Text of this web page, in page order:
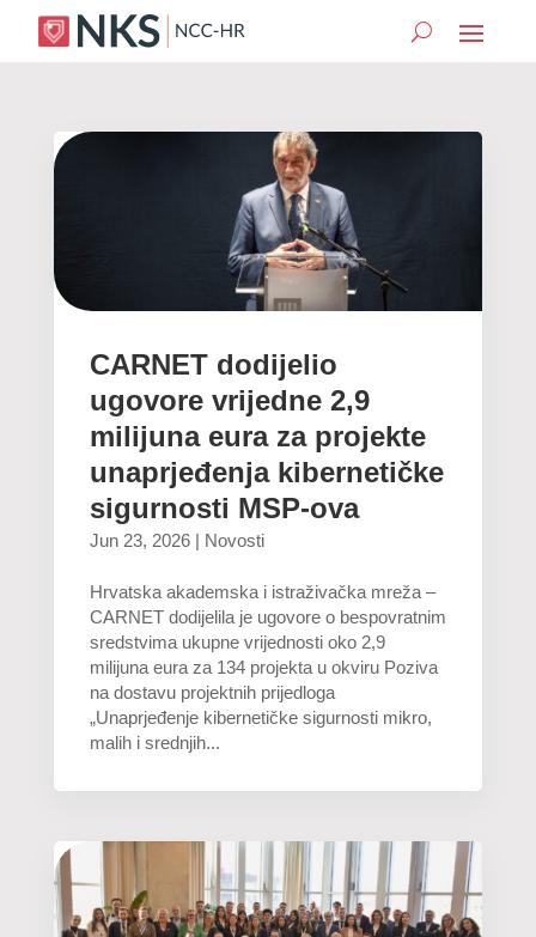
CARNET dodijelio
ugovore vrijedne 2,9
milijuna eura za projekte
unaprjeđenja kibernetičke
sigurnosti MSP-ova
Jun 23, 2026| Novosti
Hrvatska akademska i istraživačka mreža –
CARNET dodijelila je ugovore o bespovratnim
sredstvima ukupne vrijednosti oko 2,9
milijuna eura za 134 projekta u okviru Poziva
na dostavu projektnih prijedloga
„Unaprjeđenje kibernetičke sigurnosti mikro,
malih i srednjih...